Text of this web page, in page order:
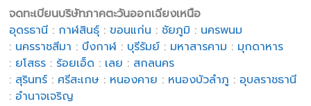
จดทะเบียนบริษัทภาคตะวันออกเฉียงเหนือ
อุดรธานี : กาฬสินธุ์ : ขอนแก่น : ชัยภูมิ : นครพนม
: นครราชสีมา : บึงกาฬ : บุรีรัมย์ : มหาสารคาม : มุกดาหาร
: ยโสธร : ร้อยเอ็ด : เลย : สกลนคร
: สุรินทร์ : ศรีสะเกษ : หนองคาย : หนองบัวลำภู : อุบลราชธานี
: อำนาจเจริญ